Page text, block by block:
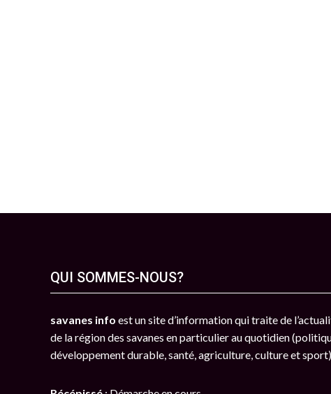
QUI SOMMES-NOUS?
savanes info est un site d’information qui traite de
de la région des savanes en particulier au quotidien
développement durable, santé, agriculture, culture et sport)